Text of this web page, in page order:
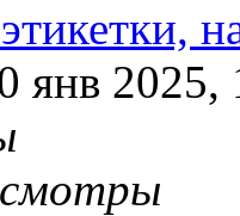
янв 2025,